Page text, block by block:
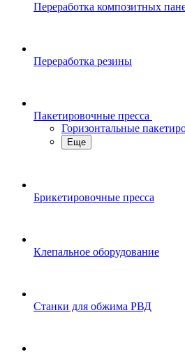
Переработка композитных
Переработка резины
Пакетировочные пресса
Горизонтальные
Еще
Брикетировочные пресса
Клепальное оборудование
Станки для обжима РВД